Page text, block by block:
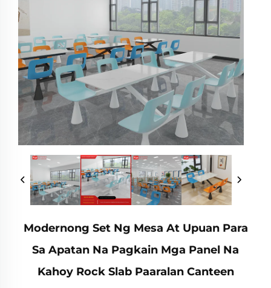
Modernong Set Ng Mesa At Upuan Para
Sa Apatan Na Pagkain Mga Panel Na
Kahoy Rock Slab Paaralan Canteen